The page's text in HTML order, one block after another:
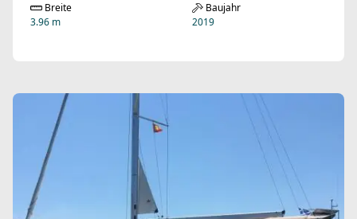
Breite
3.96 m
Baujahr
2019